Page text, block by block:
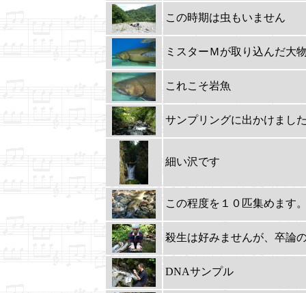
この時期は虫もいません
ミスターＭが取り込んだ大
これこそ岩魚
サンプリングに出かけまし
細い沢です
この程度を１０匹集めます
殺生は好みませんが、卒論
DNAサンプル